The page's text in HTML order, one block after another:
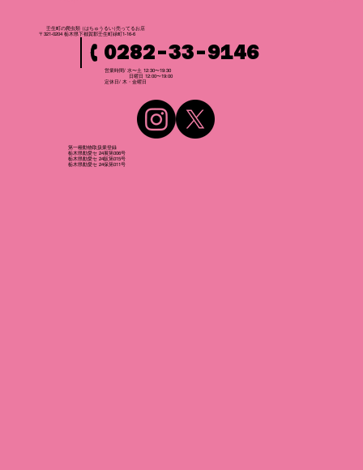
壬生町の爬虫類（はちゅうるい）売ってるお店
〒321-0204 栃木県下都賀郡壬生町緑町1-16-6
0282-33-9146
営業時間/ 水〜土 12:30〜19:30
日曜日 12:00〜19:00
​定休日/ 木・金曜日
第一種動物取扱業登録
栃木県動愛セ 24展第006号
栃木県動愛セ 24販第015号
栃木県動愛セ 24保第011号